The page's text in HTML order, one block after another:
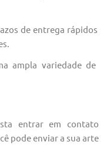
de entrega rápidos
ampla variedade de
entrar em contato
pode enviar a sua arte